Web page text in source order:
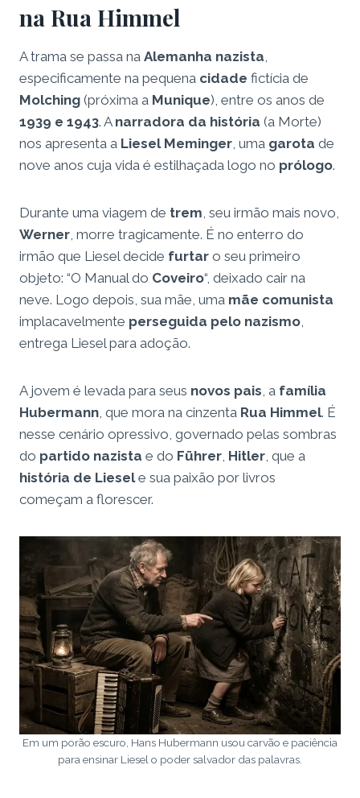
na Rua Himmel
A trama se passa na Alemanha nazista,
especificamente na pequena cidade fictícia de
Molching (próxima a Munique), entre os anos de
1939 e 1943. A narradora da história (a Morte)
nos apresenta a Liesel Meminger, uma garota de
nove anos cuja vida é estilhaçada logo no prólogo.
Durante uma viagem de trem, seu irmão mais novo,
Werner, morre tragicamente. É no enterro do
irmão que Liesel decide furtar o seu primeiro
objeto: “O Manual do Coveiro“, deixado cair na
neve. Logo depois, sua mãe, uma mãe comunista
implacavelmente perseguida pelo nazismo,
entrega Liesel para adoção.
A jovem é levada para seus novos pais, a família
Hubermann, que mora na cinzenta Rua Himmel. É
nesse cenário opressivo, governado pelas sombras
do partido nazista e do Führer, Hitler, que a
história de Liesele sua paixão por livros
começam a florescer.
Em um porão escuro, Hans Hubermann usou carvão e paciência
para ensinar Liesel o poder salvador das palavras.